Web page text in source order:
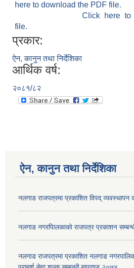
here to download the PDF file.
Click here to
file.
प्रकार:
ऐन, कानुन तथा निर्देशिका
आर्थिक वर्ष:
२०८१/८२
ऐन, कानुन तथा निर्देशिका
नलगाड राजपत्रमा प्रकाशित विपद् व्यवस्थापन
नलगाड नगरपािलकाकाे राजपत्र प्रकाशन
नलगाड राजपत्रमा प्रकाशित नलगाड